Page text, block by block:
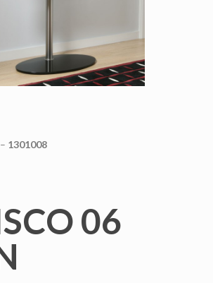
1301008
06